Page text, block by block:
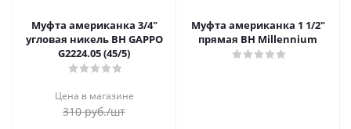
Муфта американка 3/4"
угловая никель ВН GAPPO
G2224.05 (45/5)
Цена в магазине
310руб./шт
Муфта американка 1 1/2"
прямая ВН Millennium